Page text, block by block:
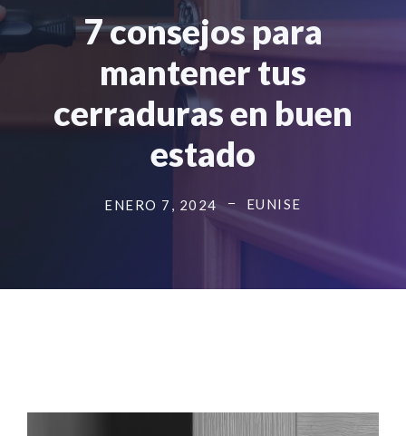
7 consejos para
mantener tus
cerraduras en buen
estado
ENERO 7, 2024 EUNISE